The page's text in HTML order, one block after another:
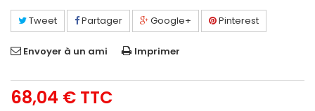
Tweet Partager Google+ Pinterest
Envoyer à un ami Imprimer
68,04 € TTC